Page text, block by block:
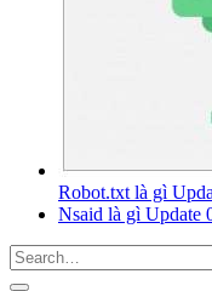
Robot.txt là gì
Nsaid là gì Update